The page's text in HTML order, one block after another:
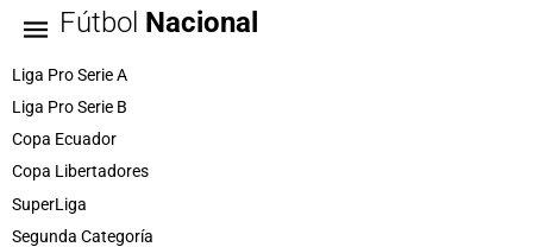
Fútbol Nacional
Liga Pro Serie A
Liga Pro Serie B
Copa Ecuador
Copa Libertadores
SuperLiga
Segunda Categoría